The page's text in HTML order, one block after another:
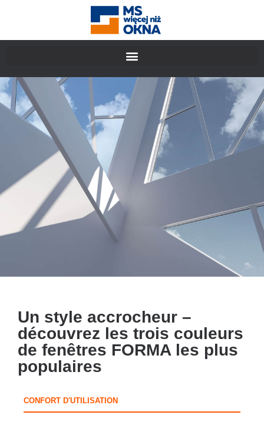
Un style accrocheur –
découvrez les trois couleurs
de fenêtres FORMA les plus
populaires
CONFORT D'UTILISATION